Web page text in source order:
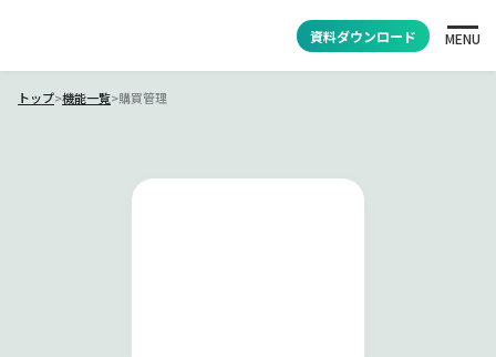
資料ダウンロード MENU
トップ>機能一覧>購買管理